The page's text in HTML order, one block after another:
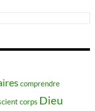
comprendre
corps Dieu